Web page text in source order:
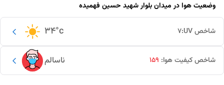
وضعیت هوا درمیدان بلوار شهید حسین فهمیده
34°c شاخص UV: 7
ناسالم شاخص کیفیت هوا: 159